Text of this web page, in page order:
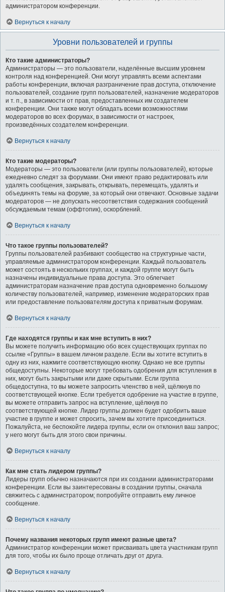
администратором конференции.
Вернуться к началу
Уровни пользователей и группы
Кто такие администраторы?
Администраторы — это пользователи, наделённые высшим уровнем
контроля над конференцией. Они могут управлять всеми аспектами
работы конференции, включая разграничение прав доступа, отключение
пользователей, создание групп пользователей, назначение модераторов
и т. п., в зависимости от прав, предоставленных им создателем
конференции. Они также могут обладать всеми возможностями
модераторов во всех форумах, в зависимости от настроек,
произведённых создателем конференции.
Вернуться к началу
Кто такие модераторы?
Модераторы — это пользователи (или группы пользователей), которые
ежедневно следят за форумами. Они имеют право редактировать или
удалять сообщения, закрывать, открывать, перемещать, удалять и
объединять темы на форуме, за который они отвечают. Основные задачи
модераторов — не допускать несоответствия содержания сообщений
обсуждаемым темам (оффтопик), оскорблений.
Вернуться к началу
Что такое группы пользователей?
Группы пользователей разбивают сообщество на структурные части,
управляемые администратором конференции. Каждый пользователь
может состоять в нескольких группах, и каждой группе могут быть
назначены индивидуальные права доступа. Это облегчает
администраторам назначение прав доступа одновременно большому
количеству пользователей, например, изменение модераторских прав
или предоставление пользователям доступа к приватным форумам.
Вернуться к началу
Где находятся группы и как мне вступить в них?
Вы можете получить информацию обо всех существующих группах по
ссылке «Группы» в вашем личном разделе. Если вы хотите вступить в
одну из них, нажмите соответствующую кнопку. Однако не все группы
общедоступны. Некоторые могут требовать одобрения для вступления в
них, могут быть закрытыми или даже скрытыми. Если группа
общедоступна, то вы можете запросить членство в ней, щёлкнув по
соответствующей кнопке. Если требуется одобрение на участие в группе,
вы можете отправить запрос на вступление, щёлкнув по
соответствующей кнопке. Лидер группы должен будет одобрить ваше
участие в группе и может спросить, зачем вы хотите присоединиться.
Пожалуйста, не беспокойте лидера группы, если он отклонил ваш запрос;
у него могут быть для этого свои причины.
Вернуться к началу
Как мне стать лидером группы?
Лидеры групп обычно назначаются при их создании администраторами
конференции. Если вы заинтересованы в создании группы, сначала
свяжитесь с администратором; попробуйте отправить ему личное
сообщение.
Вернуться к началу
Почему названия некоторых групп имеют разные цвета?
Администратор конференции может присваивать цвета участникам групп
для того, чтобы их было проще отличать друг от друга.
Вернуться к началу